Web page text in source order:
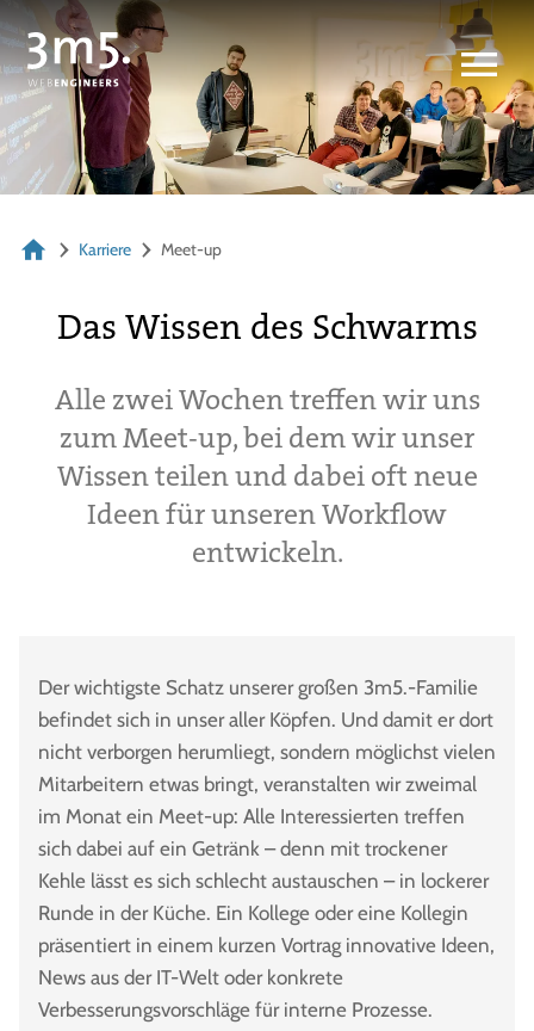
Karriere Meet-up
Das Wissen des Schwarms
Alle zwei Wochen treffen wir uns
zum Meet-up, bei dem wir unser
Wissen teilen und dabei oft neue
Ideen für unseren Workflow
entwickeln.
Der wichtigste Schatz unserer großen 3m5.-Familie
befindet sich in unser aller Köpfen. Und damit er dort
nicht verborgen herumliegt, sondern möglichst vielen
Mitarbeitern etwas bringt, veranstalten wir zweimal
im Monat ein Meet-up: Alle Interessierten treffen
sich dabei auf ein Getränk – denn mit trockener
Kehle lässt es sich schlecht austauschen – in lockerer
Runde in der Küche. Ein Kollege oder eine Kollegin
präsentiert in einem kurzen Vortrag innovative Ideen,
News aus der IT-Welt oder konkrete
Verbesserungsvorschläge für interne Prozesse.